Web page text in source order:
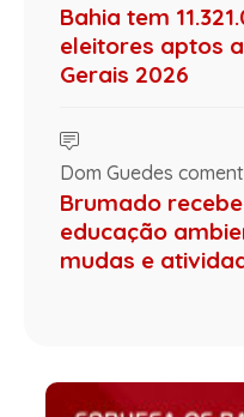
Bahia tem
eleitores aptos
Gerais 2026
Dom Guedes
Brumado
educação
mudas e